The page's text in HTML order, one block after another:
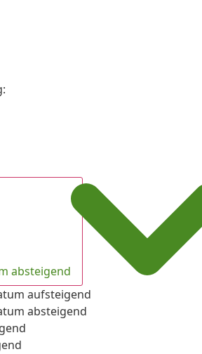
:
absteigend
aufsteigend
absteigend